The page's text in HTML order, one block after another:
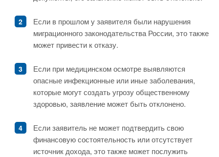
Если в прошлом у заявителя были нарушения
миграционного законодательства России, это также
может привести к отказу.
Если при медицинском осмотре выявляются
опасные инфекционные или иные заболевания,
которые могут создать угрозу общественному
здоровью, заявление может быть отклонено.
Если заявитель не может подтвердить свою
финансовую состоятельность или отсутствует
источник дохода, это также может послужить